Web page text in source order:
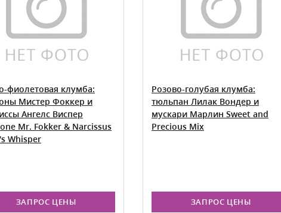
фиолетовая клумба:
Мистер Фоккер и
Ангелс Виспер
Mr. Fokker & Narcissus
Whisper
ЗАПРОС ЦЕНЫ
Розово-голубая клумба:
тюльпан Лилак Вондер и
мускари Марлин Sweet and
Precious Mix
ЗАПРОС ЦЕНЫ